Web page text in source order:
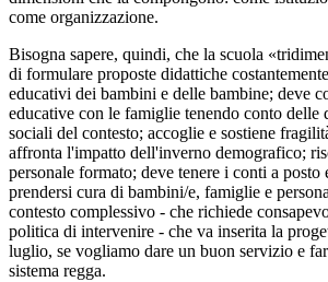
come organizzazione.
Bisogna sapere, quindi, che la scuola
di formulare proposte didattiche
educativi dei bambini e delle bambine; deve
educative con le famiglie tenendo conto delle
sociali del contesto; accoglie e sostiene
affronta l'impatto dell'inverno demografico;
personale formato; deve tenere i conti a posto
prendersi cura di bambini/e, famiglie e
contesto complessivo - che richiede
politica di intervenire - che va inserita la
luglio, se vogliamo dare un buon servizio e
sistema regga.